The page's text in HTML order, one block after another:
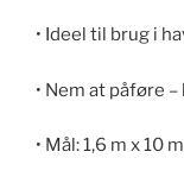
• Ideel til brug i
• Nem at påføre
• Mål: 1,6 m x 10